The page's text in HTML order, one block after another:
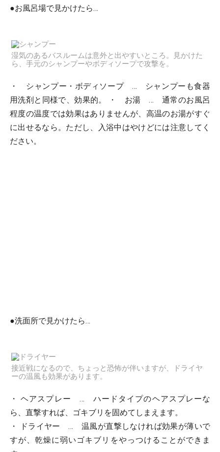
●お風呂場で見かけたら…
湿気のあるバスルームは意外と出やすいところ。見かけた
ら、手元のシャンプーやボディソープで攻撃を。
・ シャンプー・ボディソープ … シャンプーも食器
用洗剤と同様で、効果的。 ・ お湯 … 通常のお風呂
程度の温度では効果はありませんが、高温のお湯がすぐ
に出せるなら。ただし、入浴中はやけどには注意してく
ださい。
●洗面所で見かけたら…
接近戦になるので、ちょっと恐怖が伴いますが、ドライヤ
ーの温風も効果があります。
・ヘアスプレー … ハードタイプのヘアスプレーな
ら、直撃すれば、ゴキブリを固めてしまえます。
・
ドライヤー … 温風が直撃しなければ効果が薄いで
すが、乾燥に弱いゴキブリをやっつけることができま